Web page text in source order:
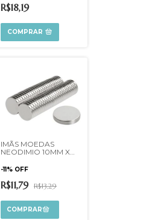
R$18,19
COMPRAR
IMÃS MOEDAS
NEODIMIO 10MM X
-11 % OFF
R$11,79 R$13,29